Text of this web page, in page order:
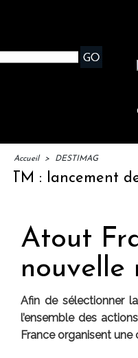
Accueil > DESTIMAG
: lancement des
Atout
nouvelle
Afin de sélectionner
l’ensemble des
France organisent